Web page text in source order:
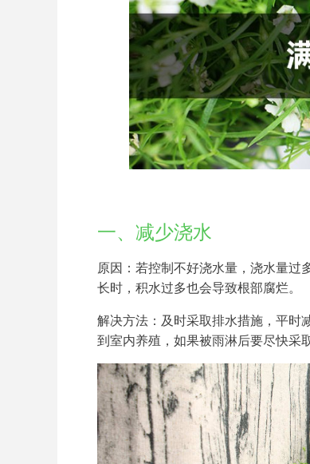
一、减少浇水
原因：若控制不好浇水量，浇水量过
长时，积水过多也会导致根部腐烂。
解决方法：及时采取排水措施，平时
到室内养殖，如果被雨淋后要尽快采